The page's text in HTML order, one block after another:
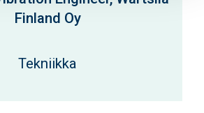
Finland Oy
Tekniikka